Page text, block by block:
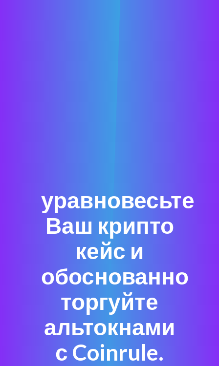
уравновесьте
Ваш крипто
кейс и
обоснованно
торгуйте
альтокнами
с Coinrule.